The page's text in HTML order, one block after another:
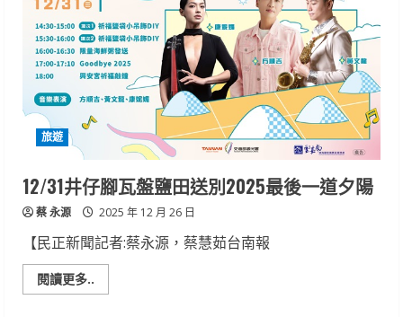
彈
女
王」
權
恩
妃
紅
喜
首
登
高
雄
年
亞
灣
旅遊
12/31井仔腳瓦盤鹽田送別2025最後一道夕陽
蔡 永源 2025 年 12 月 26 日
【民正新聞記者:蔡永源，蔡慧茹台南報
閱讀更多..
more